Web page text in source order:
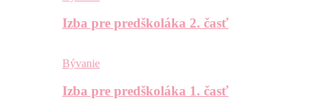
Izba pre predškoláka 2. časť
Bývanie
Izba pre predškoláka 1. časť